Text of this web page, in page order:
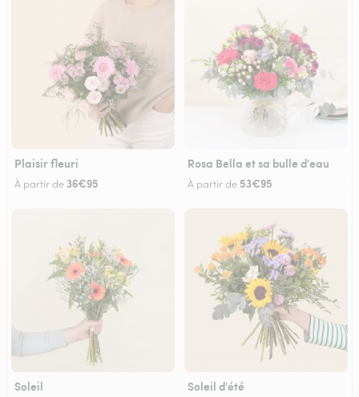
Plaisir fleuri
À partir de 36€95
Rosa Bella et sa bulle d'eau
À partir de 53€95
Soleil Soleil d'été